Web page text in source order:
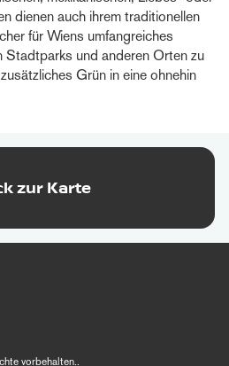
dienen auch ihrem traditionellen
für Wiens umfangreiches
Stadtparks und anderen Orten zu
Grün in eine ohnehin
zur Karte
vorbehalten..